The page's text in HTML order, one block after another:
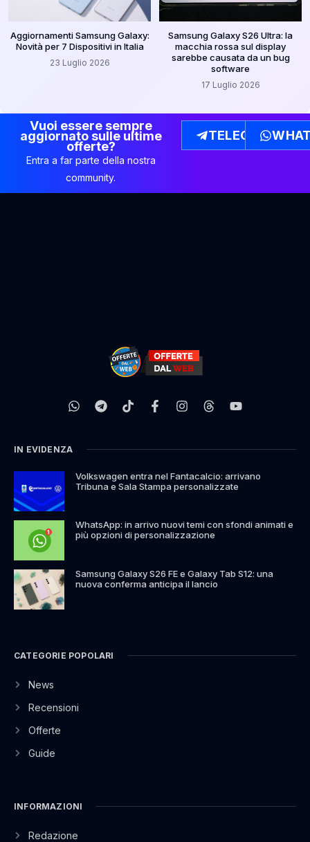
Aggiornamenti Samsung Galaxy:
Novità per 7 Dispositivi in Italia
23 Luglio 2026
Samsung Galaxy S26 Ultra: la
macchia rossa sul display
sarebbe causata da un bug
software
17 Luglio 2026
Vuoi essere sempre
aggiornato sulle ultime
offerte?
Entra a far parte della nostra
community.
TELEGRAM
IN EVIDENZA
Volkswagen entra nel Fantacalcio: arrivano
Tribuna e Sala Stampa personalizzate
WhatsApp: in arrivo nuovi temi con sfondi animati e
più opzioni di personalizzazione
Samsung Galaxy S26 FE e Galaxy Tab S12: una
nuova conferma anticipa il lancio
CATEGORIE POPOLARI
News
Recensioni
Offerte
Guide
INFORMAZIONI
Redazione